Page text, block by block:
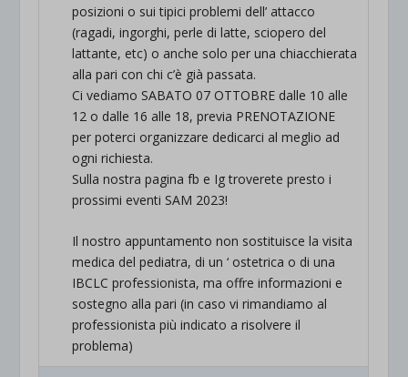
posizioni o sui tipici problemi dell’ attacco
(ragadi, ingorghi, perle di latte, sciopero del
lattante, etc) o anche solo per una chiacchierata
alla pari con chi c’è già passata.
Ci vediamo SABATO 07 OTTOBRE dalle 10 alle
12 o dalle 16 alle 18, previa PRENOTAZIONE
per poterci organizzare dedicarci al meglio ad
ogni richiesta.
Sulla nostra pagina fb e Ig troverete presto i
prossimi eventi SAM 2023!
Il nostro appuntamento non sostituisce la visita
medica del pediatra, di un ‘ ostetrica o di una
IBCLC professionista, ma offre informazioni e
sostegno alla pari (in caso vi rimandiamo al
professionista più indicato a risolvere il
problema)